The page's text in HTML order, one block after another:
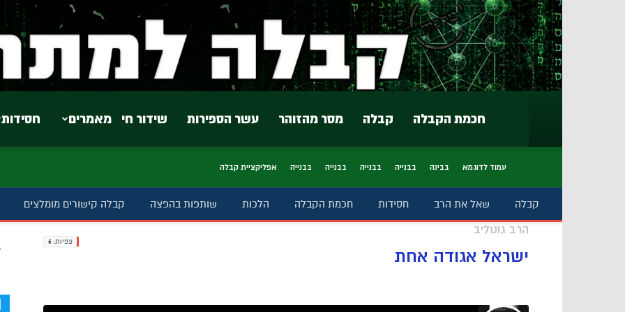
חסידות מאמרים שידור חי עשר הספירות מסר מהזוהר קבלה חכמת הקבלה
עמוד לדוגמא בבינה בבנייה בבנייה בבנייה בבנייה אפליקציית קבלה
קבלה שאל את הרב חסידות חכמת הקבלה הלכות שותפות בהפצה קבלה קישורים מומלצים
הרב גוטליב
ישראל אגודה אחת
צפיות:6